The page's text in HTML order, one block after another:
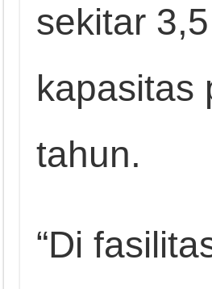
sekitar
kapasitas
tahun.
“Di